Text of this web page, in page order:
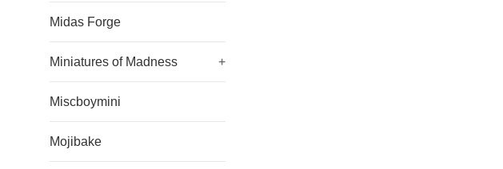
Midas Forge
Miniatures of Madness +
Miscboymini
Mojibake